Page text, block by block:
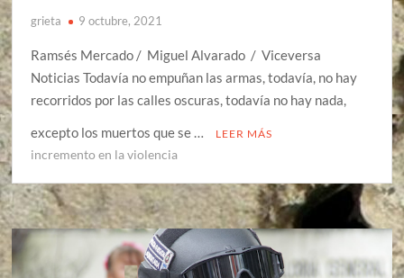
grieta 9 octubre, 2021
Ramsés Mercado / Miguel Alvarado / Viceversa
Noticias Todavía no empuñan las armas, todavía, no hay
recorridos por las calles oscuras, todavía no hay nada,
excepto los muertos que se …
LEER MÁS
incremento en la violencia